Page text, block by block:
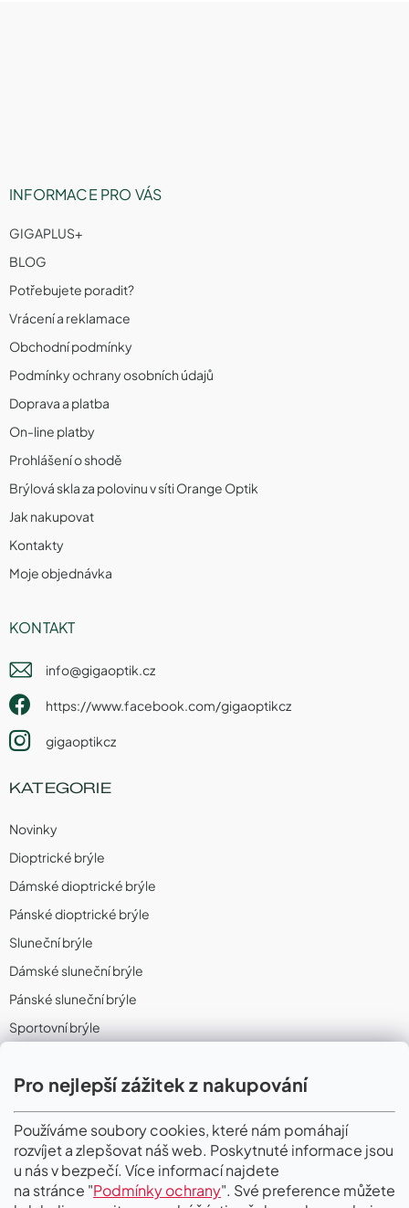
Pro nejlepší zážitek z nakupování
Používáme soubory cookies, které nám pomáhají
rozvíjet a zlepšovat náš web. Poskytnuté informace jsou
u nás v bezpečí. Více informací najdete
na stránce "Podmínky ochrany". Své preference můžete
INFORMACE PRO VÁS
GIGAPLUS+
BLOG
Potřebujete poradit?
Vrácení a reklamace
Obchodní podmínky
Podmínky ochrany osobních údajů
Doprava a platba
On-line platby
Prohlášení o shodě
Brýlová skla za polovinu v síti Orange Optik
Jak nakupovat
Kontakty
Moje objednávka
KONTAKT
info@gigaoptik.cz
https://www.facebook.com/gigaoptikcz
gigaoptikcz
KATEGORIE
Novinky
Dioptrické brýle
Dámské dioptrické brýle
Pánské dioptrické brýle
Sluneční brýle
Dámské sluneční brýle
Pánské sluneční brýle
Sportovní brýle
Sportovní dioptrické brýle
II. Jakost
PŘIJÍMÁME ONLINE PLATBY